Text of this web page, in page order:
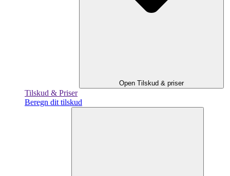
Open Tilskud & priser
Tilskud & Priser
Beregn dit tilskud